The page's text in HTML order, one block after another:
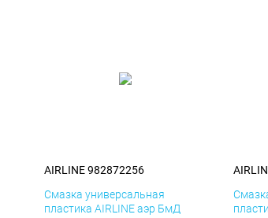
AIRLINE 982872256
Смазка универсальная
пластика AIRLINE аэр БмД